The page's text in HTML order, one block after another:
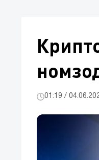
01:19 /